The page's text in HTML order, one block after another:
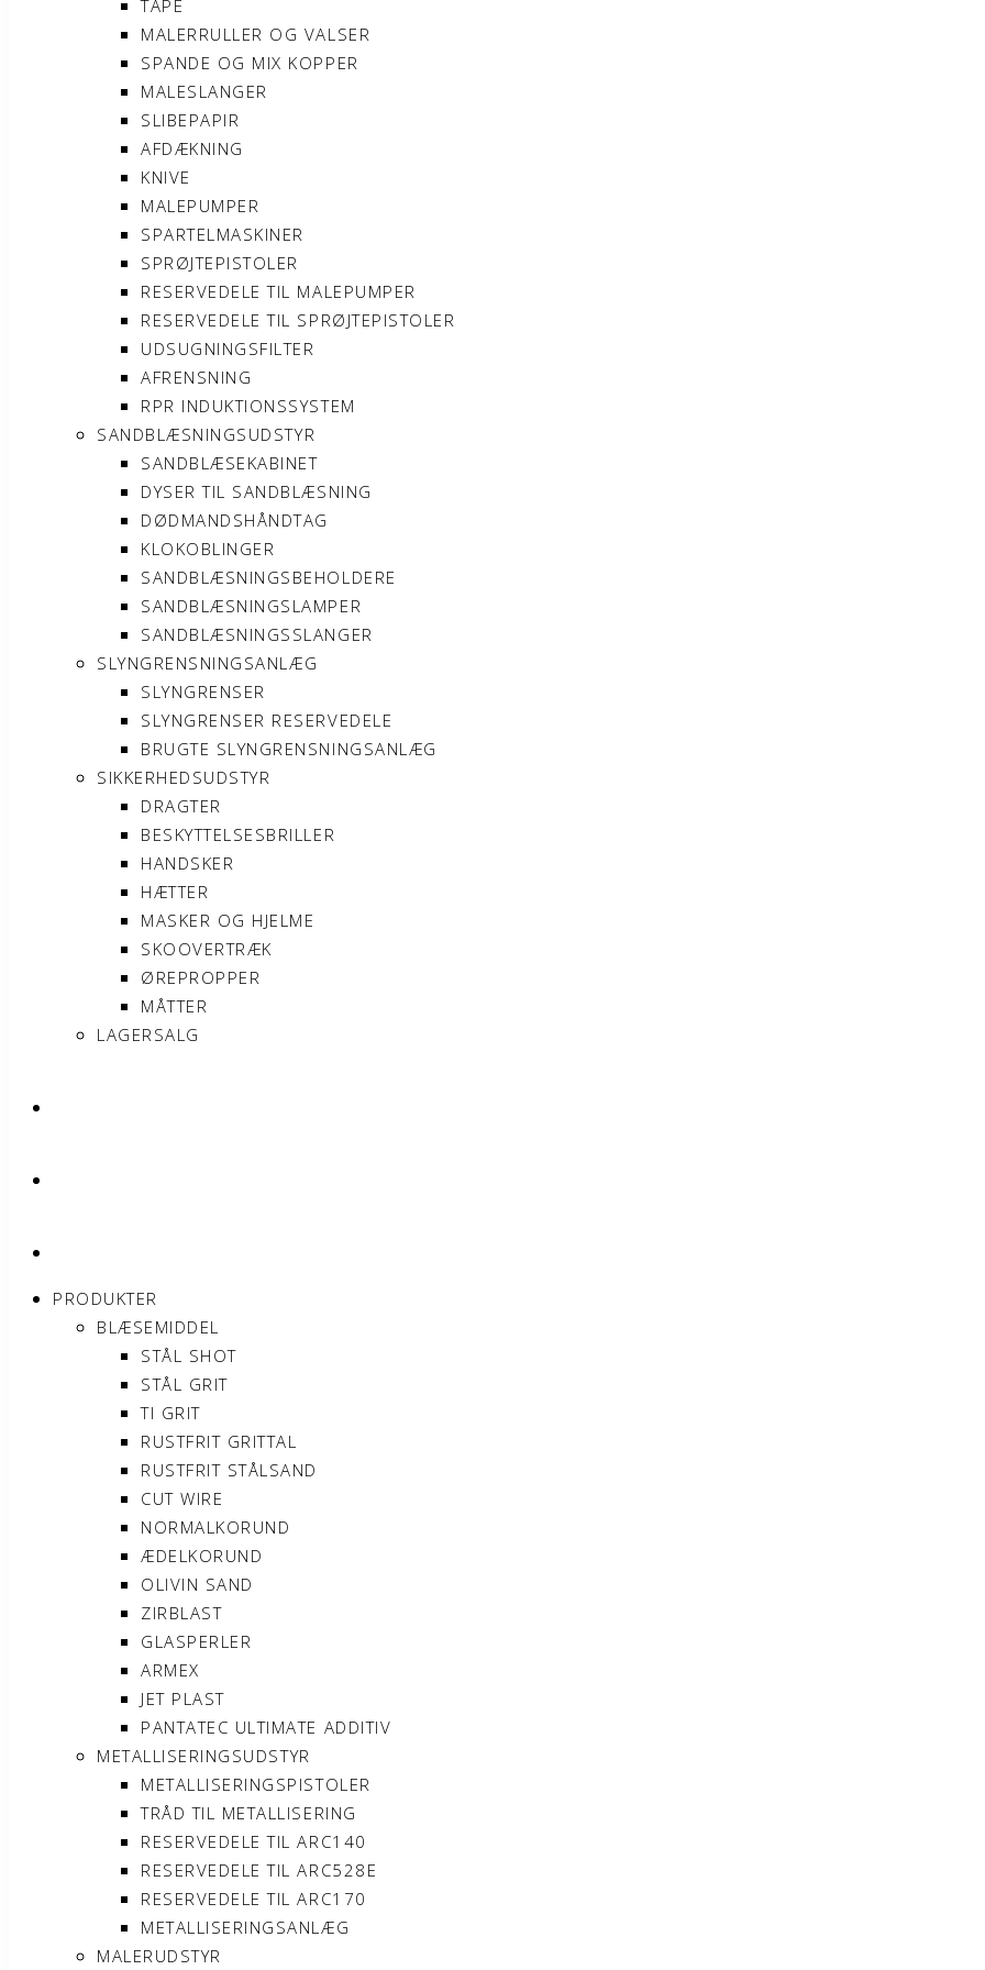
TAPE
MALERRULLER OG VALSER
SPANDE OG MIX KOPPER
MALESLANGER
SLIBEPAPIR
AFDÆKNING
KNIVE
MALEPUMPER
SPARTELMASKINER
SPRØJTEPISTOLER
RESERVEDELE TIL MALEPUMPER
RESERVEDELE TIL SPRØJTEPISTOLER
UDSUGNINGSFILTER
AFRENSNING
RPR INDUKTIONSSYSTEM
SANDBLÆSNINGSUDSTYR
SANDBLÆSEKABINET
DYSER TIL SANDBLÆSNING
DØDMANDSHÅNDTAG
KLOKOBLINGER
SANDBLÆSNINGSBEHOLDERE
SANDBLÆSNINGSLAMPER
SANDBLÆSNINGSSLANGER
SLYNGRENSNINGSANLÆG
SLYNGRENSER
SLYNGRENSER RESERVEDELE
BRUGTE SLYNGRENSNINGSANLÆG
SIKKERHEDSUDSTYR
DRAGTER
BESKYTTELSESBRILLER
HANDSKER
HÆTTER
MASKER OG HJELME
SKOOVERTRÆK
ØREPROPPER
MÅTTER
LAGERSALG
PRODUKTER
BLÆSEMIDDEL
STÅL SHOT
STÅL GRIT
TI GRIT
RUSTFRIT GRITTAL
RUSTFRIT STÅLSAND
CUT WIRE
NORMALKORUND
ÆDELKORUND
OLIVIN SAND
ZIRBLAST
GLASPERLER
ARMEX
JET PLAST
PANTATEC ULTIMATE ADDITIV
METALLISERINGSUDSTYR
METALLISERINGSPISTOLER
TRÅD TIL METALLISERING
RESERVEDELE TIL ARC140
RESERVEDELE TIL ARC528E
RESERVEDELE TIL ARC170
METALLISERINGSANLÆG
MALERUDSTYR